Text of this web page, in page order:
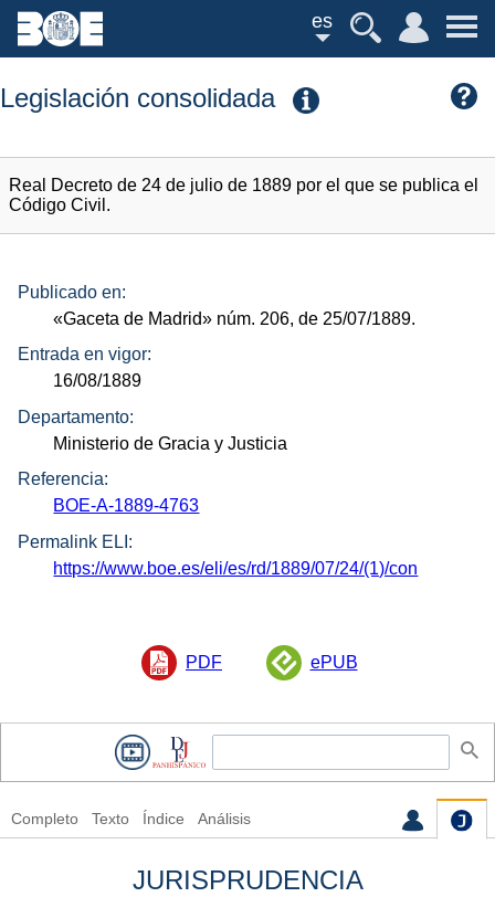
es
Legislación consolidada
Real Decreto de 24 de julio de 1889 por el que se publica el
Código Civil.
Publicado en:
«Gaceta de Madrid» núm. 206, de 25/07/1889.
Entrada en vigor:
16/08/1889
Departamento:
Ministerio de Gracia y Justicia
Referencia:
BOE-A-1889-4763
Permalink ELI:
https://www.boe.es/eli/es/rd/1889/07/24/(1)/con
PDF ePUB
Completo Texto Índice Análisis
JURISPRUDENCIA